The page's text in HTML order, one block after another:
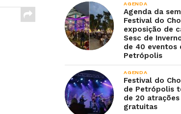
AGENDA
Agenda da
Festival do
exposição de
Sesc de
de 40 eventos
Petrópolis
AGENDA
Festival do
de Petrópolis
de 20
gratuitas